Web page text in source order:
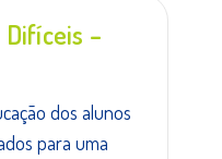
Difíceis –
dos alunos
para uma